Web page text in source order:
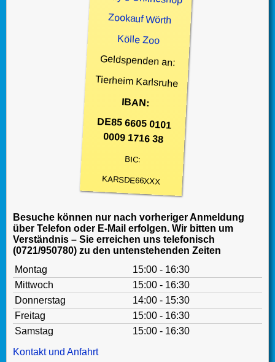
Zookauf Wörth
Kölle Zoo
Geldspenden an:
Tierheim Karlsruhe
IBAN:
DE85 6605 0101
0009 1716 38
BIC:
KARSDE66XXX
Besuche können nur nach vorheriger Anmeldung
über Telefon oder E-Mail erfolgen. Wir bitten um
Verständnis – Sie erreichen uns telefonisch
(0721/950780) zu den untenstehenden Zeiten
Montag
15:00 - 16:30
Mittwoch
15:00 - 16:30
Donnerstag
14:00 - 15:30
Freitag
15:00 - 16:30
Samstag
15:00 - 16:30
Kontakt und Anfahrt